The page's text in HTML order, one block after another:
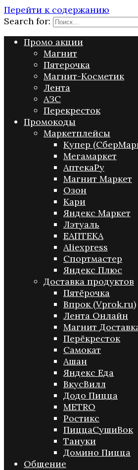
Перейти к содержанию
Search for:
Промо акции
Магнит
Пятерочка
Магнит-Косметик
Лента
АЗС
Перекресток
Промокоды
Маркетплейсы
Купер
Мегамаркет
АптекаРу
Магнит Маркет
Озон
Кари
Яндекс Маркет
Лэтуаль
ЕАПТЕКА
Aliexpress
Спортмастер
Яндекс Плюс
Доставка продуктов
Пятёрочка
Впрок (Vprok.ru)
Лента Онлайн
Магнит
Перёкресток
Самокат
Ашан
Яндекс Еда
ВкусВилл
Додо Пицца
METRO
Ростикс
ПиццаСушиВок
Тануки
Домино Пицца
Общение